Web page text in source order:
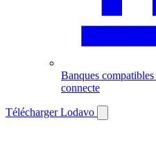
Banques compatibles
connecte
Télécharger Lodavo